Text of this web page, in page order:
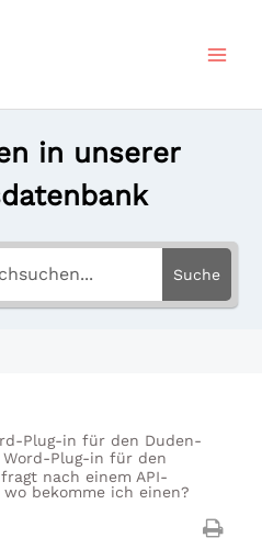
in unserer
Suche
Plug-in für den Duden-
Word-Plug-in für den
nach einem API-
bekomme ich einen?